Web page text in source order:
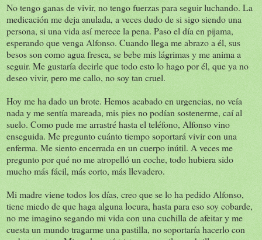
No tengo ganas de vivir, no tengo fuerzas para seguir luchando. La
medicación me deja anulada, a veces dudo de si sigo siendo una
persona, si una vida así merece la pena. Paso el día en pijama,
esperando que venga Alfonso. Cuando llega me abrazo a él, sus
besos son como agua fresca, se bebe mis lágrimas y me anima a
seguir. Me gustaría decirle que todo esto lo hago por él, que ya no
deseo vivir, pero me callo, no soy tan cruel.
Hoy me ha dado un brote. Hemos acabado en urgencias, no veía
nada y me sentía mareada, mis pies no podían sostenerme, caí al
suelo. Como pude me arrastré hasta el teléfono, Alfonso vino
enseguida. Me pregunto cuánto tiempo soportará vivir con una
enferma. Me siento encerrada en un cuerpo inútil. A veces me
pregunto por qué no me atropelló un coche, todo hubiera sido
mucho más fácil, más corto, más llevadero.
Mi madre viene todos los días, creo que se lo ha pedido Alfonso,
tiene miedo de que haga alguna locura, hasta para eso soy cobarde,
no me imagino segando mi vida con una cuchilla de afeitar y me
cuesta un mundo tragarme una pastilla, no soportaría hacerlo con